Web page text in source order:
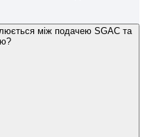
між подачею SGAC та